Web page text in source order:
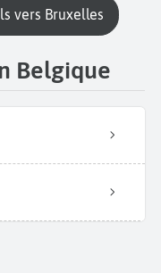
vers Bruxelles
Belgique